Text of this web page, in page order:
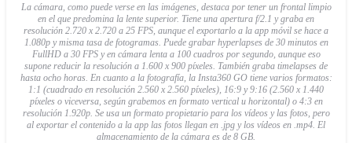
La cámara, como puede verse en las imágenes, destaca por tener un frontal limpio
en el que predomina la lente superior. Tiene una apertura f/2.1 y graba en
resolución 2.720 x 2.720 a 25 FPS, aunque el exportarlo a la app móvil se hace a
1.080p y misma tasa de fotogramas. Puede grabar hyperlapses de 30 minutos en
FullHD a 30 FPS y en cámara lenta a 100 cuadros por segundo, aunque eso
supone reducir la resolución a 1.600 x 900 píxeles. También graba timelapses de
hasta ocho horas. En cuanto a la fotografía, la Insta360 GO tiene varios formatos:
1:1 (cuadrado en resolución 2.560 x 2.560 píxeles), 16:9 y 9:16 (2.560 x 1.440
píxeles o viceversa, según grabemos en formato vertical u horizontal) o 4:3 en
resolución 1.920p. Se usa un formato propietario para los vídeos y las fotos, pero
al exportar el contenido a la app las fotos llegan en .jpg y los vídeos en .mp4. El
almacenamiento de la cámara es de 8 GB.